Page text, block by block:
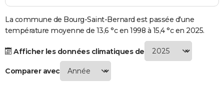
S'inscrire
Se connecter
Lycées
Collèges
Primaires
Universités
Entreprises
Service militaire
Avis de recherche
AVIS DE DÉCÈS
FORUM
La commune de Bourg-Saint-Bernard est passée d'une
température moyenne de 13,6 °c en 1998 à 15,4 °c en 2025.
Afficher les données climatiques de
Comparer avec